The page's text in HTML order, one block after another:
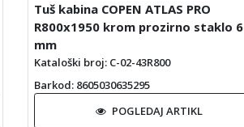
Tuš kabina COPEN ATLAS PRO
R800x1950 krom prozirno staklo 6
mm
Kataloški broj: C-02-43R800
Barkod: 8605030635295
POGLEDAJ ARTIKL